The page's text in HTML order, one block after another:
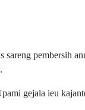
pembersih
gejala ieu